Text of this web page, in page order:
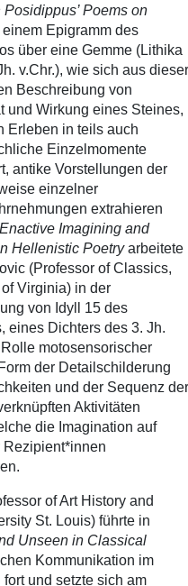
Poems on
Epigramm des
über eine Gemme (Lithika
v.Chr.), wie sich aus dieser
Beschreibung von
und Wirkung eines Steines,
Erleben in teils auch
Einzelmomente
antike Vorstellungen der
einzelner
extrahieren
Enactive Imagining and
Hellenistic Poetryarbeitete
(Professor of Classics,
Virginia) in der
von Idyll 15 des
eines Dichters des 3. Jh.
motosensorischer
der Detailschilderung
und der Sequenz der
Aktivitäten
die Imagination auf
Rezipient*innen
of Art History and
St. Louis) führte in
Unseen in Classical
Kommunikation im
und setzte sich am